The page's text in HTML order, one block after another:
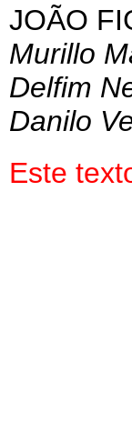
JOÃO
Murillo
Delfim
Danilo
Este